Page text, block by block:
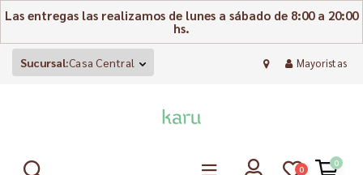
Las entregas las realizamos de lunes a sábado de 8:00 a 20:00
hs.
Sucursal:Casa Central Mayoristas
0
0